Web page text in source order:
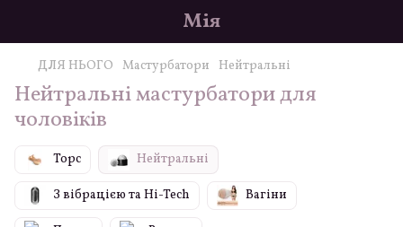
Мія
ДЛЯ НЬОГО Мастурбатори Нейтральні
Нейтральні мастурбатори для
чоловіків
Торс Нейтральні
З вібрацією та Hi-Tech Вагіни